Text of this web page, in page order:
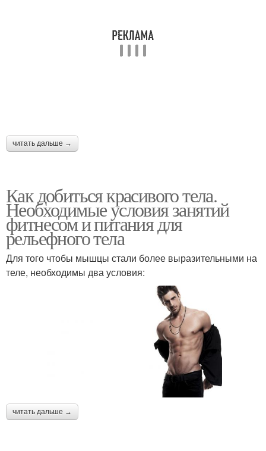
читать дальше →
Как добиться красивого тела.
Необходимые условия занятий
фитнесом и питания для
рельефного тела
Для того чтобы мышцы стали более выразительными на
теле, необходимы два условия:
читать дальше →